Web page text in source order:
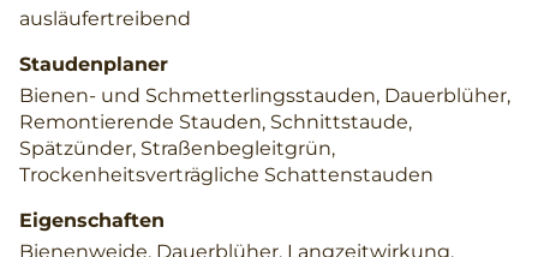
ausläufertreibend
Staudenplaner
Bienen- und Schmetterlingsstauden, Dauerblüher,
Remontierende Stauden, Schnittstaude,
Spätzünder, Straßenbegleitgrün,
Trockenheitsverträgliche Schattenstauden
Eigenschaften
Bienenweide, Dauerblüher, Langzeitwirkung,